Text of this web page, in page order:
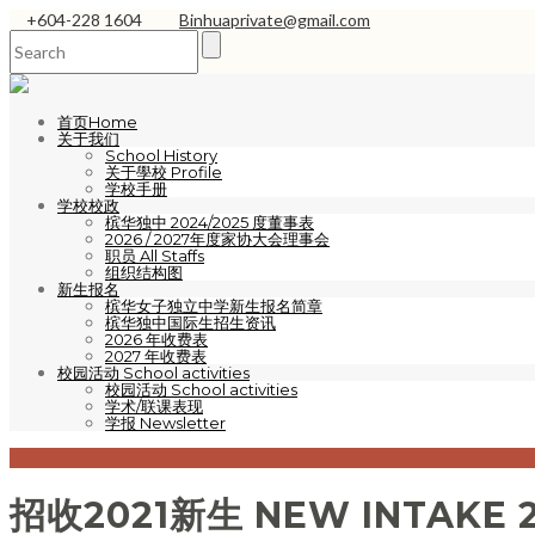
+604-228 1604 Binhuaprivate@gmail.com
首页Home
关于我们
School History
关于學校 Profile
学校手册
学校校政
槟华独中 2024/2025 度董事表
2026 / 2027年度家协大会理事会
职员 All Staffs
组织结构图
新生报名
槟华女子独立中学新生报名简章
槟华独中国际生招生资讯
2026 年收费表
2027 年收费表
校园活动 School activities
校园活动 School activities
学术/联课表现
学报 Newsletter
招收2021新生 NEW INTAKE